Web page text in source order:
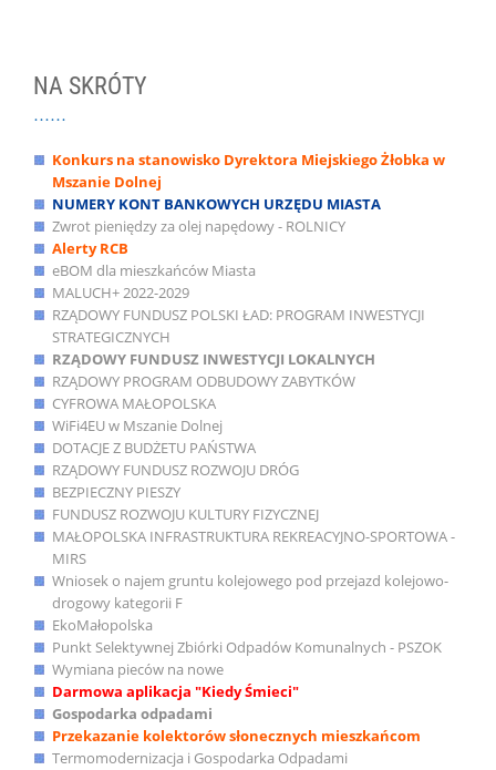
NA SKRÓTY
Konkurs na stanowisko Dyrektora Miejskiego Żłobka w
Mszanie Dolnej
NUMERY KONT BANKOWYCH URZĘDU MIASTA
Zwrot pieniędzy za olej napędowy - ROLNICY
Alerty RCB
eBOM dla mieszkańców Miasta
MALUCH+ 2022-2029
RZĄDOWY FUNDUSZ POLSKI ŁAD: PROGRAM INWESTYCJI
STRATEGICZNYCH
RZĄDOWY FUNDUSZ INWESTYCJI LOKALNYCH
RZĄDOWY PROGRAM ODBUDOWY ZABYTKÓW
CYFROWA MAŁOPOLSKA
WiFi4EU w Mszanie Dolnej
DOTACJE Z BUDŻETU PAŃSTWA
RZĄDOWY FUNDUSZ ROZWOJU DRÓG
BEZPIECZNY PIESZY
FUNDUSZ ROZWOJU KULTURY FIZYCZNEJ
MAŁOPOLSKA INFRASTRUKTURA REKREACYJNO-SPORTOWA -
MIRS
Wniosek o najem gruntu kolejowego pod przejazd kolejowo-
drogowy kategorii F
EkoMałopolska
Punkt Selektywnej Zbiórki Odpadów Komunalnych - PSZOK
Wymiana pieców na nowe
Darmowa aplikacja "Kiedy Śmieci"
Gospodarka odpadami
Przekazanie kolektorów słonecznych mieszkańcom
Termomodernizacja i Gospodarka Odpadami